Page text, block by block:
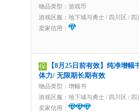
物品类型：游戏币
游戏区服： 地下城与勇士 / 四川区 / 四
卖家信用：
【8月25日前有效】纯净增
体力/ 无限期长期有效
物品类型：增幅书
游戏区服： 地下城与勇士 / 四川区 / 四
卖家信用：